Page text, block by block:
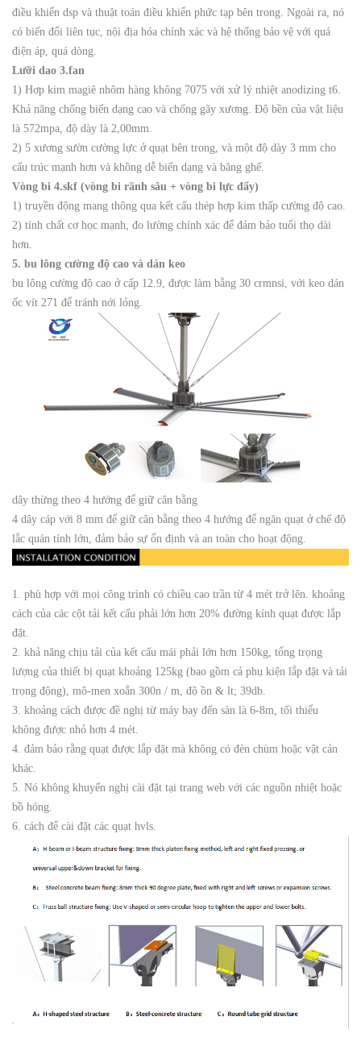
điều khiển dsp và thuật toán điều khiển phức tạp bên trong. Ngoài ra, nó
có biến đổi liên tục, nội địa hóa chính xác và hệ thống bảo vệ với quá
điện áp, quá dòng.
Lưỡi dao 3.fan
1) Hợp kim magiê nhôm hàng không 7075 với xử lý nhiệt anodizing t6.
Khả năng chống biến dạng cao và chống gãy xương. Độ bền của vật liệu
là 572mpa, độ dày là 2,00mm.
2) 5 xương sườn cường lực ở quạt bên trong, và một độ dày 3 mm cho
cấu trúc mạnh hơn và không dễ biến dạng và băng ghế.
Vòng bi 4.skf (vòng bi rãnh sâu + vòng bi lực đẩy)
1) truyền động mang thông qua kết cấu thép hợp kim thấp cường độ cao.
2) tính chất cơ học mạnh, đo lường chính xác để đảm bảo tuổi thọ dài
hơn.
5. bu lông cường độ cao và dán keo
bu lông cường độ cao ở cấp 12.9, được làm bằng 30 crmnsi, với keo dán
ốc vít 271 để tránh nới lỏng.
dây thừng theo 4 hướng để giữ cân bằng
4 dây cáp với 8 mm để giữ cân bằng theo 4 hướng để ngăn quạt ở chế độ
lắc quán tính lớn, đảm bảo sự ổn định và an toàn cho hoạt động.
1. phù hợp với mọi công trình có chiều cao trần từ 4 mét trở lên. khoảng
cách của các cột tải kết cấu phải lớn hơn 20% đường kính quạt được lắp
đặt.
2. khả năng chịu tải của kết cấu mái phải lớn hơn 150kg, tổng trọng
lượng của thiết bị quạt khoảng 125kg (bao gồm cả phụ kiện lắp đặt và tải
trọng động), mô-men xoắn 300n / m, độ ồn & lt; 39db.
3. khoảng cách được đề nghị từ máy bay đến sàn là 6-8m, tối thiểu
không được nhỏ hơn 4 mét.
4. đảm bảo rằng quạt được lắp đặt mà không có đèn chùm hoặc vật cản
khác.
5. Nó không khuyến nghị cài đặt tại trang web với các nguồn nhiệt hoặc
bồ hóng.
6. cách để cài đặt các quạt hvls.